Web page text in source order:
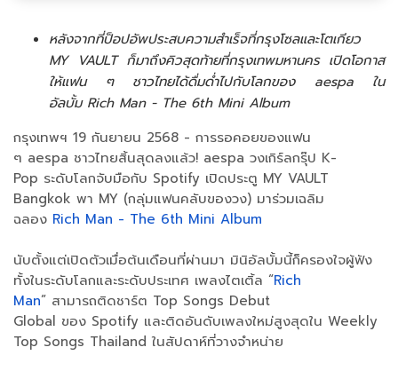
หลังจากที่ป็อปอัพประสบความสำเร็จที่กรุงโซลและโตเกียว
MY VAULT ก็มาถึงคิวสุดท้ายที่กรุงเทพมหานคร เปิดโอกาส
ให้แฟน ๆ ชาวไทยได้ดื่มด่ำไปกับโลกของ aespa ใน
อัลบั้ม Rich Man - The 6th Mini Album
กรุงเทพฯ 19 กันยายน 2568 - การรอคอยของแฟน
ๆ aespa ชาวไทยสิ้นสุดลงแล้ว! aespa วงเกิร์ลกรุ๊ป K-
Pop ระดับโลกจับมือกับ Spotify เปิดประตู MY VAULT
Bangkok พา MY (กลุ่มแฟนคลับของวง) มาร่วมเฉลิม
ฉลอง Rich Man - The 6th Mini Album
นับตั้งแต่เปิดตัวเมื่อต้นเดือนที่ผ่านมา มินิอัลบั้มนี้ก็ครองใจผู้ฟัง
ทั้งในระดับโลกและระดับประเทศ เพลงไตเติ้ล “Rich
Man” สามารถติดชาร์ต Top Songs Debut
Global ของ Spotify และติดอันดับเพลงใหม่สูงสุดใน Weekly
Top Songs Thailand ในสัปดาห์ที่วางจำหน่าย